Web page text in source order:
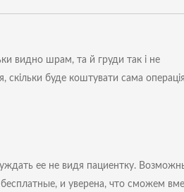
видно шрам, та й груди так і не
скільки буде коштувати сама
ее не видя пациентку.
и уверена, что сможем